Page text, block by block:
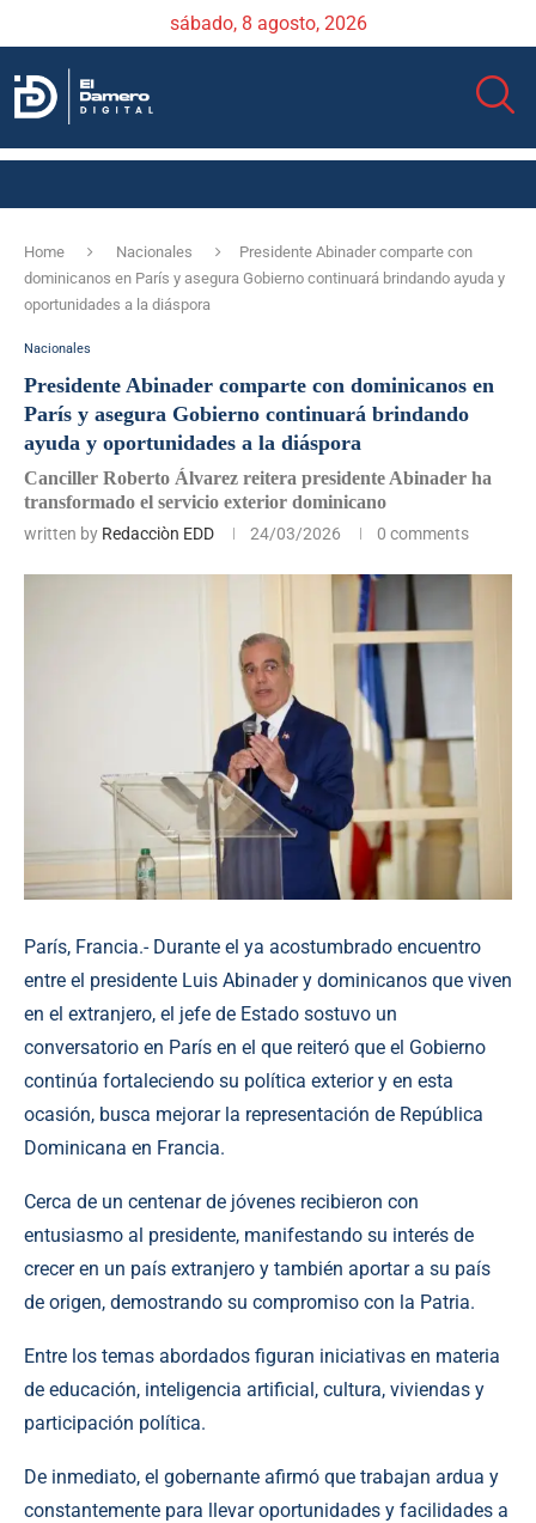
sábado, 8 agosto, 2026
Home Nacionales
Presidente Abinader comparte con
dominicanos en París y asegura Gobierno continuará brindando ayuda y
oportunidades a la diáspora
Nacionales
Presidente Abinader comparte con dominicanos en
París y asegura Gobierno continuará brindando
ayuda y oportunidades a la diáspora
Canciller Roberto Álvarez reitera presidente Abinader ha
transformado el servicio exterior dominicano
written by Redacciòn EDD 24/03/2026 0 comments
París, Francia.- Durante el ya acostumbrado encuentro
entre el presidente Luis Abinader y dominicanos que viven
en el extranjero, el jefe de Estado sostuvo un
conversatorio en París en el que reiteró que el Gobierno
continúa fortaleciendo su política exterior y en esta
ocasión, busca mejorar la representación de República
Dominicana en Francia.
Cerca de un centenar de jóvenes recibieron con
entusiasmo al presidente, manifestando su interés de
crecer en un país extranjero y también aportar a su país
de origen, demostrando su compromiso con la Patria.
Entre los temas abordados figuran iniciativas en materia
de educación, inteligencia artificial, cultura, viviendas y
participación política.
De inmediato, el gobernante afirmó que trabajan ardua y
constantemente para llevar oportunidades y facilidades a